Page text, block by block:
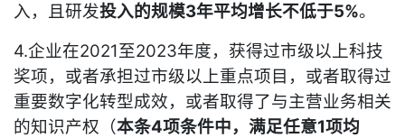
入，且研发投入的规模3年平均增长不低于5%。
4.企业在2021至2023年度，获得过市级以上科技
奖项，或者承担过市级以上重点项目，或者取得过
重要数字化转型成效，或者取得了与主营业务相关
的知识产权（本条4项条件中，满足任意1项均